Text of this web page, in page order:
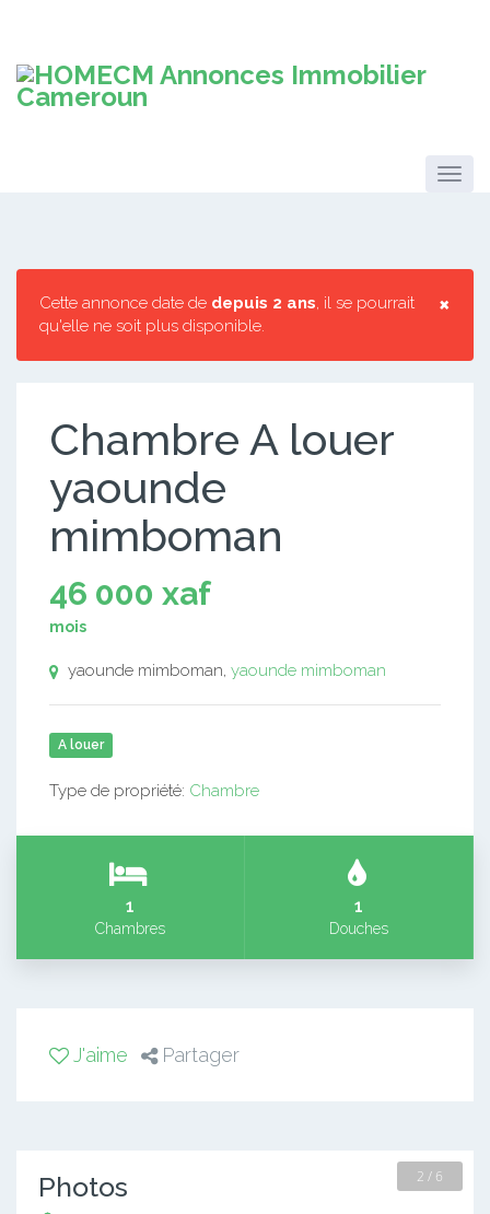
×
Cette annonce date de depuis 2 ans, il se pourrait
qu'elle ne soit plus disponible.
Chambre A louer
yaounde
mimboman
46 000 xaf
mois
yaounde mimboman, yaounde mimboman
A louer
Type de propriété: Chambre
1
Chambres
1
Douches
J'aime Partager
Photos 2 / 6